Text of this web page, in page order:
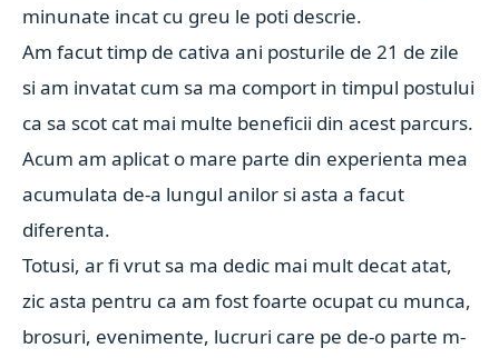
minunate incat cu greu le poti descrie.
Am facut timp de cativa ani posturile de 21 de zile
si am invatat cum sa ma comport in timpul postului
ca sa scot cat mai multe beneficii din acest parcurs.
Acum am aplicat o mare parte din experienta mea
acumulata de-a lungul anilor si asta a facut
diferenta.
Totusi, ar fi vrut sa ma dedic mai mult decat atat,
zic asta pentru ca am fost foarte ocupat cu munca,
brosuri, evenimente, lucruri care pe de-o parte m-